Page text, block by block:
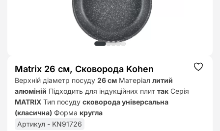
Matrix 26 см, Сковорода Kohen
Верхній діаметр посуду 26 см Матеріал литий
алюміній Підходить для індукційних плит так Серія
MATRIX Тип посуду сковорода універсальна
(класична) Форма кругла
Артикул - KN91726